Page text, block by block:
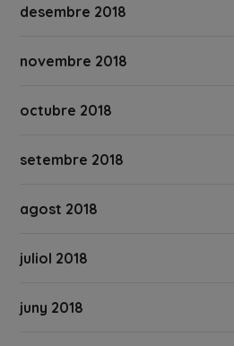
desembre 2018
novembre 2018
octubre 2018
setembre 2018
agost 2018
juliol 2018
juny 2018